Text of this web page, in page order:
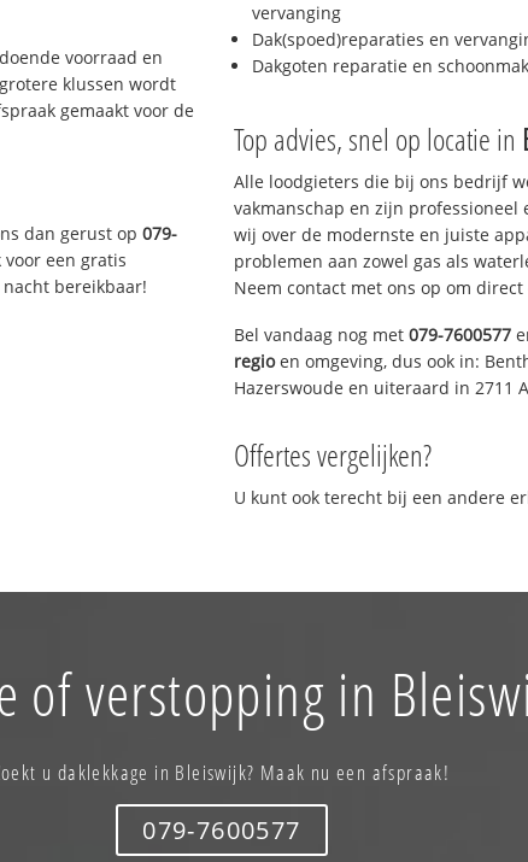
voorraad en
klussen wordt
gemaakt voor de
dan gerust op079-
een gratis
nacht bereikbaar!
vervanging
Dak(spoed)reparaties en
Dakgoten reparatie en
Top advies, snel op locatie in
Alle loodgieters die bij ons bedrijf
vakmanschap en zijn professioneel
wij over de modernste en juiste
problemen aan zowel gas als
Neem contact met ons op om
Bel vandaag nog met 079-7600577
regioen omgeving, dus ook in:
Hazerswoude en uiteraard in 2711
Offertes vergelijken?
U kunt ook terecht bij een andere
of verstopping in
u daklekkage in Bleiswijk? Maak nu een afspraak!
079-7600577